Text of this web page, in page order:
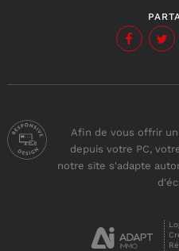
Afin de vous offrir
depuis votre PC,
notre site s'adapte